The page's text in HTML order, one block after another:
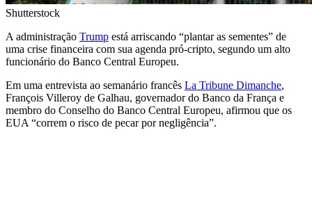
Shutterstock
A administração Trump está arriscando “plantar as sementes” de
uma crise financeira com sua agenda pró-cripto, segundo um alto
funcionário do Banco Central Europeu.
Em uma entrevista ao semanário francês La Tribune Dimanche,
François Villeroy de Galhau, governador do Banco da França e
membro do Conselho do Banco Central Europeu, afirmou que os
EUA “correm o risco de pecar por negligência”.